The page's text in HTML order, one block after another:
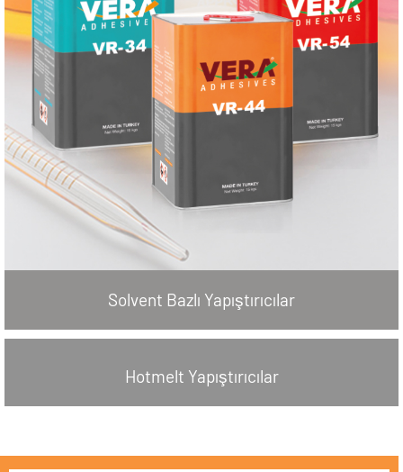
Solvent Bazlı Yapıştırıcılar
Hotmelt Yapıştırıcılar